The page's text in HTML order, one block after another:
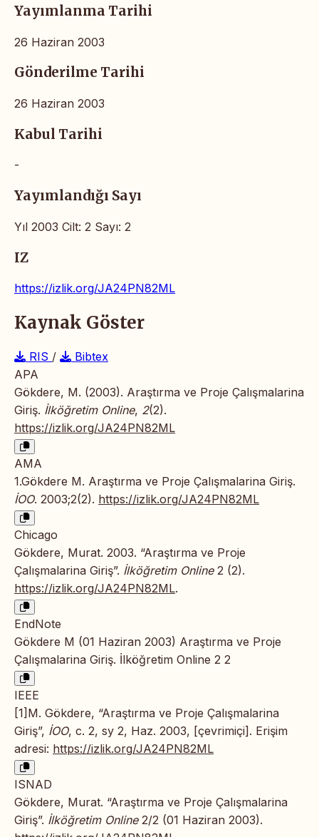
Yayımlanma Tarihi
26 Haziran 2003
Gönderilme Tarihi
26 Haziran 2003
Kabul Tarihi
-
Yayımlandığı Sayı
Yıl 2003 Cilt: 2 Sayı: 2
IZ
https://izlik.org/JA24PN82ML
Kaynak Göster
RIS /
Bibtex
APA
Gökdere, M. (2003). Araştırma ve Proje Çalışmalarina
Giriş. İlköğretim Online, 2(2).
https://izlik.org/JA24PN82ML
AMA
1.Gökdere M. Araştırma ve Proje Çalışmalarina Giriş.
İOO. 2003;2(2). https://izlik.org/JA24PN82ML
Chicago
Gökdere, Murat. 2003. “Araştırma ve Proje
Çalışmalarina Giriş”. İlköğretim Online2 (2).
https://izlik.org/JA24PN82ML.
EndNote
Gökdere M (01 Haziran 2003) Araştırma ve Proje
Çalışmalarina Giriş. İlköğretim Online 2 2
IEEE
[1]M. Gökdere, “Araştırma ve Proje Çalışmalarina
Giriş”, İOO, c. 2, sy 2, Haz. 2003, [çevrimiçi]. Erişim
adresi: https://izlik.org/JA24PN82ML
ISNAD
Gökdere, Murat. “Araştırma ve Proje Çalışmalarina
Giriş”. İlköğretim Online2/2 (01 Haziran 2003).